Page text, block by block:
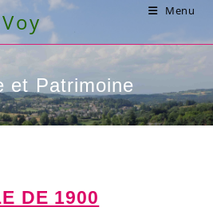
Menu
et Patrimoine
DE 1900